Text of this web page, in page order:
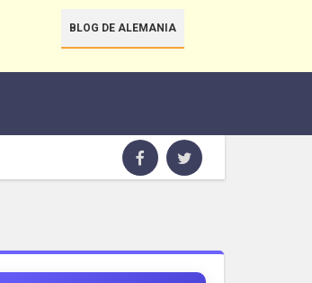
BLOG DE ALEMANIA